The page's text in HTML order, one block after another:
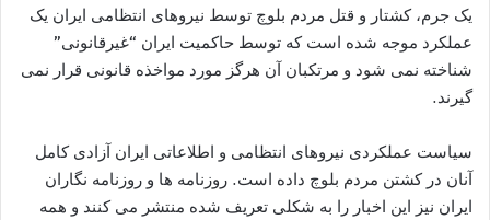
یک جرم، کشتار و قتل مردم بلوچ توسط نیروهای انتظامی ایران یک
عملکرد موجه شده است که توسط حاکمیت ایران “غیرقانونی”
شناخته نمی شود و مرتکبان آن هرگز مورد مواخذه قانونی قرار نمی
گیرند.
سیاست عملکردی نیروهای انتظامی و اطلاعاتی ایران آزادی کامل
آنان در کشتن مردم بلوچ داده است. روزنامه ها و روزنامه نگاران
ایران نیز این اخبار را به شکلی تعریف شده منتشر می کنند و همه